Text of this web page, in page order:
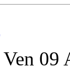
Ven 09